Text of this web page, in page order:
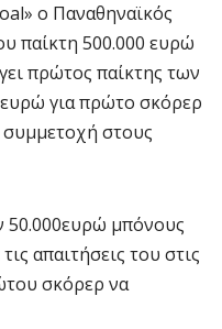
ο Παναθηναϊκός
παίκτη 500.000 ευρώ
πρώτος παίκτης των
ευρώ για πρώτο σκόρερ
συμμετοχή στους
50.000ευρώ μπόνους
απαιτήσεις του στις
σκόρερ να